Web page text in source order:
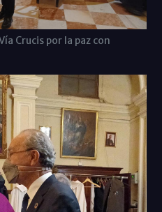
Crucis por la paz con